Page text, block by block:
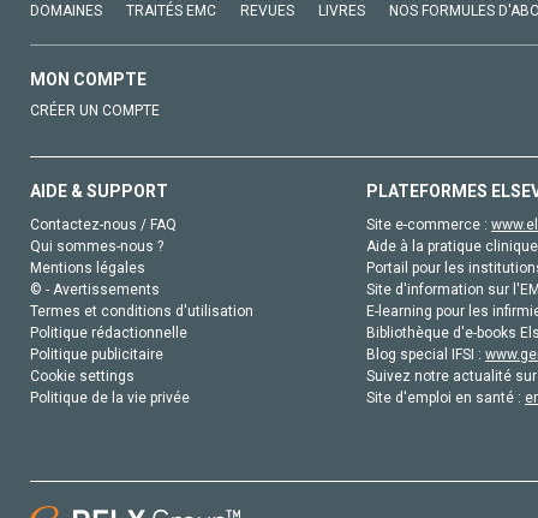
DOMAINES TRAITÉS EMC REVUES LIVRES NOS FORMULES
MON COMPTE
CRÉER UN COMPTE
AIDE & SUPPORT
Contactez-nous / FAQ
Qui sommes-nous ?
Mentions légales
© - Avertissements
Termes et conditions d'utilisation
Politique rédactionnelle
Politique publicitaire
Cookie settings
Politique de la vie privée
PLATEFORMES
Site e-commerce :
Aide à la pratique
Portail pour les
Site d'information sur
E-learning pour les
Bibliothèque d'e-books
Blog special IFSI :
Suivez notre actualité
Site d'emploi en santé :